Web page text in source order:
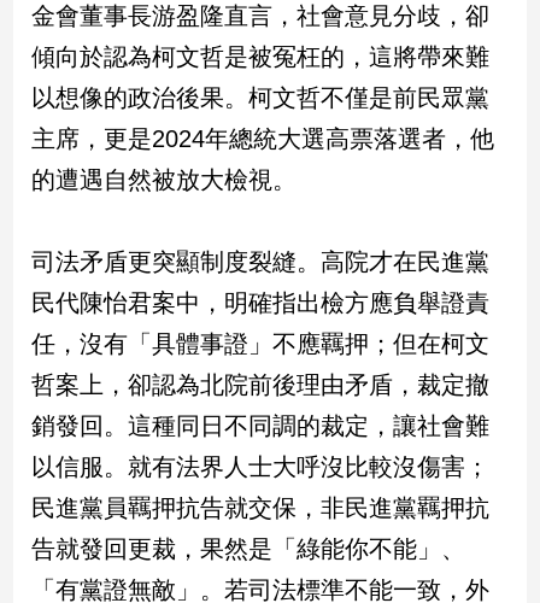
地
冠
病
毒
專
南
灣
觀
點
南
台
灣
觀
點
金會董事長游盈隆直言，社會意見分歧，卻
傾向於認為柯文哲是被冤枉的，這將帶來難
以想像的政治後果。柯文哲不僅是前民眾黨
主席，更是2024年總統大選高票落選者，他
的遭遇自然被放大檢視。
司法矛盾更突顯制度裂縫。高院才在民進黨
民代陳怡君案中，明確指出檢方應負舉證責
任，沒有「具體事證」不應羈押；但在柯文
哲案上，卻認為北院前後理由矛盾，裁定撤
銷發回。這種同日不同調的裁定，讓社會難
以信服。就有法界人士大呼沒比較沒傷害；
民進黨員羈押抗告就交保，非民進黨羈押抗
告就發回更裁，果然是「綠能你不能」、
「有黨證無敵」。若司法標準不能一致，外